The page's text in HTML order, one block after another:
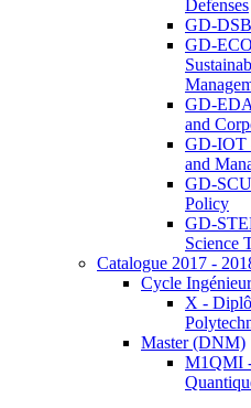
Defenses
GD-
GD-
GD-
and
GD-IOT
and
GD-
Policy
GD-
Science
Catalogue 2017 -
Cycle Ingénieur
X -
Master (DNM)
M1QMI